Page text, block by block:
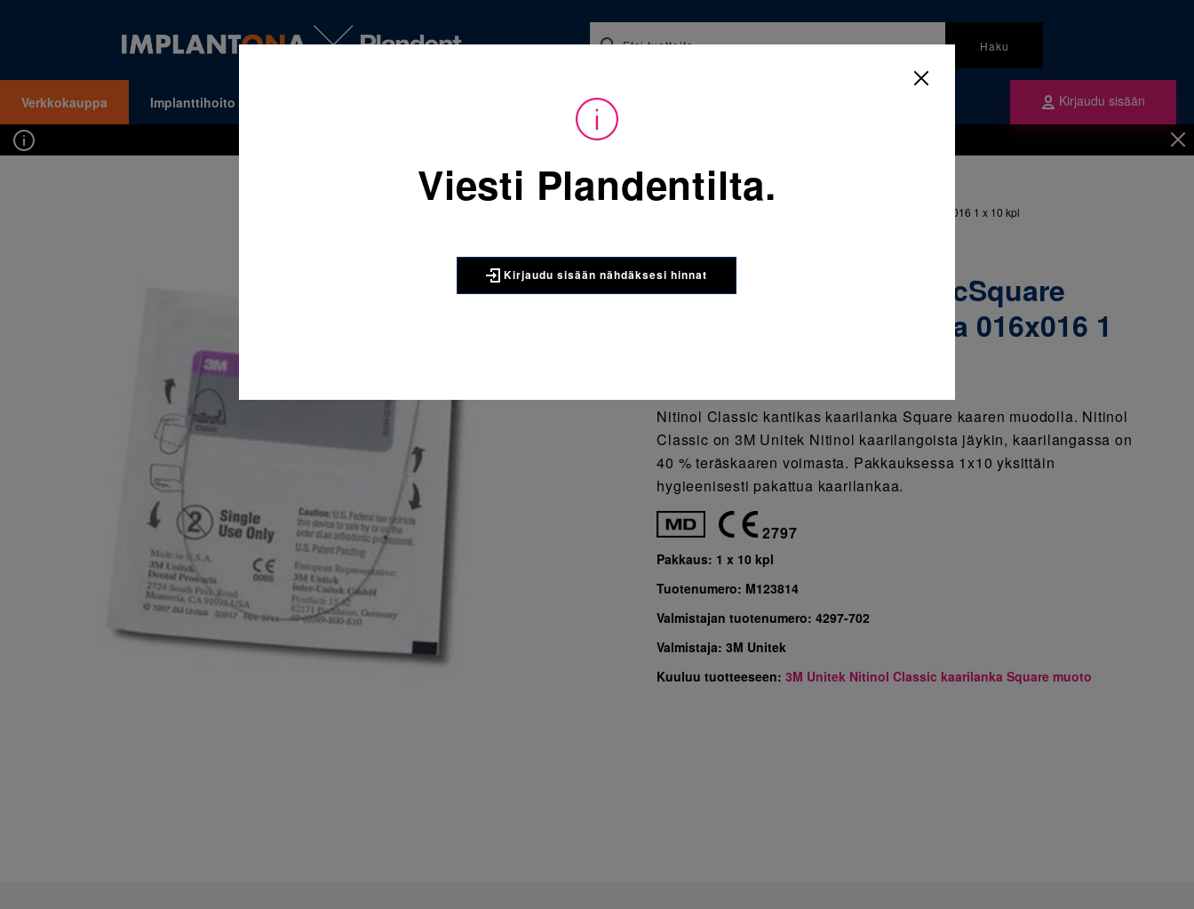
Haku
Verkkokauppa Implanttihoito Ajankohtaista Kirjaudu sisään
Kirjaudu sisään nähdäksesi hinnat. Tarvitsetko tunnukset verkkokauppaan? Tilaa ne
Sijainti:Tarvikkeet / Oikominen
4297-702NitinolClassicSquare kaarilanka kantikas ala 016x016 1 x 10 kpl
3M UNITEK
4297-702NitinolClassicSquare
kaarilanka kantikas ala 016x016 1
Nitinol Classic kantikas kaarilanka Square kaaren muodolla. Nitinol
Classic on 3M Unitek Nitinol kaarilangoista jäykin, kaarilangassa on
40 % teräskaaren voimasta. Pakkauksessa 1x10 yksittäin
hygieenisesti pakattua kaarilankaa.
2797
Pakkaus: 1 x 10 kpl
Tuotenumero: M123814
Valmistajan tuotenumero:4297-702
Valmistaja:3M Unitek
Kuuluu tuotteeseen:3M Unitek Nitinol Classic kaarilanka Square muoto
Viesti Plandentilta.
Kirjaudu sisään nähdäksesi hinnat